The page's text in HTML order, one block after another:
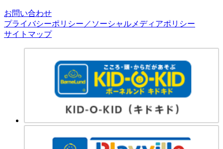
お問い合わせ
プライバシーポリシー／ソーシャルメディアポリシー
サイトマップ